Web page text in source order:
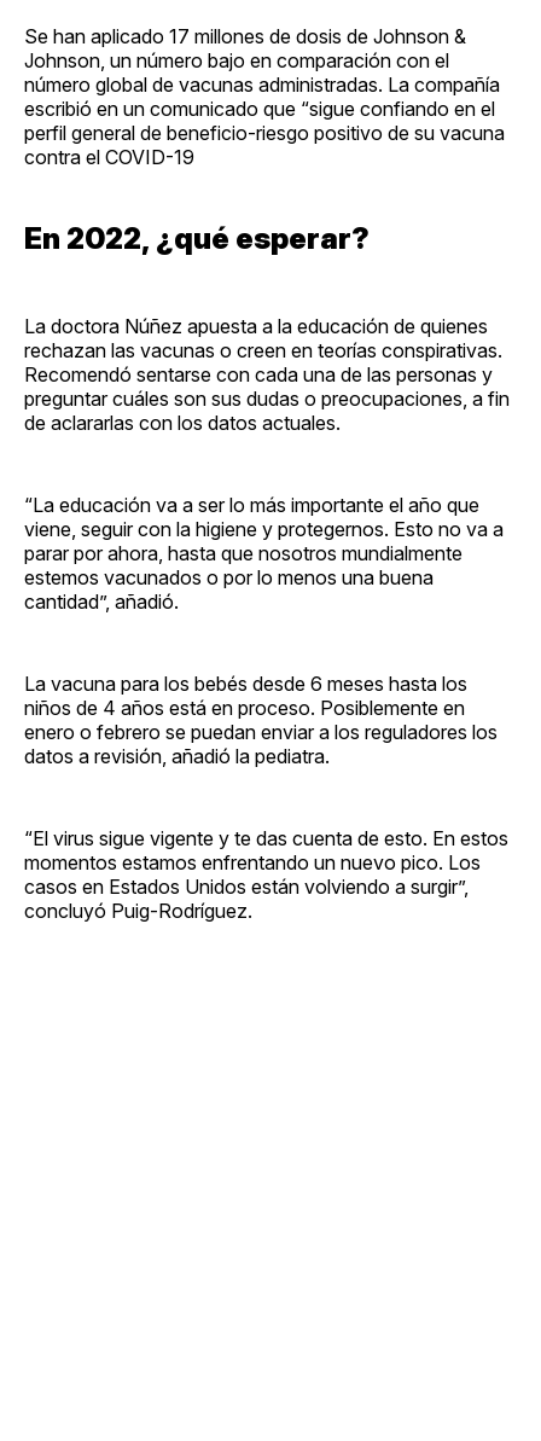
Se han aplicado 17 millones de dosis de Johnson &
Johnson, un número bajo en comparación con el
número global de vacunas administradas. La compañía
escribió en un comunicado que “sigue confiando en el
perfil general de beneficio-riesgo positivo de su vacuna
contra el COVID-19
En 2022, ¿qué esperar?
La doctora Núñez apuesta a la educación de quienes
rechazan las vacunas o creen en teorías conspirativas.
Recomendó sentarse con cada una de las personas y
preguntar cuáles son sus dudas o preocupaciones, a fin
de aclararlas con los datos actuales.
“La educación va a ser lo más importante el año que
viene, seguir con la higiene y protegernos. Esto no va a
parar por ahora, hasta que nosotros mundialmente
estemos vacunados o por lo menos una buena
cantidad”, añadió.
La vacuna para los bebés desde 6 meses hasta los
niños de 4 años está en proceso. Posiblemente en
enero o febrero se puedan enviar a los reguladores los
datos a revisión, añadió la pediatra.
“El virus sigue vigente y te das cuenta de esto. En estos
momentos estamos enfrentando un nuevo pico. Los
casos en Estados Unidos están volviendo a surgir”,
concluyó Puig-Rodríguez.